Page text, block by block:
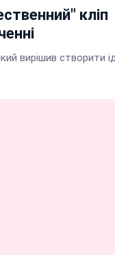
кліп
вирішив створити